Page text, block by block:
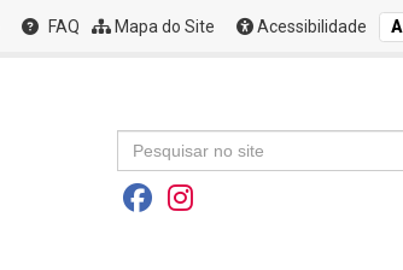
FAQ Mapa do Site Acessibilidade A